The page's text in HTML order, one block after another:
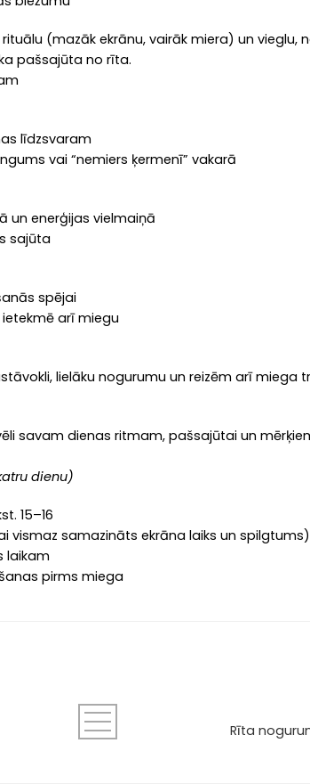
(mazāk ekrānu, vairāk miera) un vieglu,
pašsajūta no rīta.
līdzsvaram
vai “nemiers ķermenī” vakarā
un enerģijas vielmaiņā
sajūta
spējai
arī miegu
lielāku nogurumu un reizēm arī miega
savam dienas ritmam, pašsajūtai un
dienu)
15–16
vismaz samazināts ekrāna laiks un spilgtums)
laikam
pirms miega
Rīta